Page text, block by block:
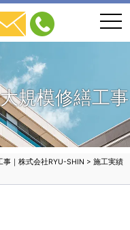
規模修繕工事
｜株式会社RYU-SHIN > 施工実績